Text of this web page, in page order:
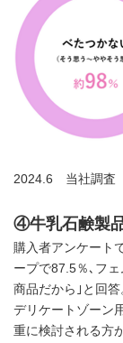
2024.6 当社調査
④牛乳石鹸製
購入者アンケート
ープで87.5％､フ
商品だから｣と回答
デリケートゾーン
重に検討される方